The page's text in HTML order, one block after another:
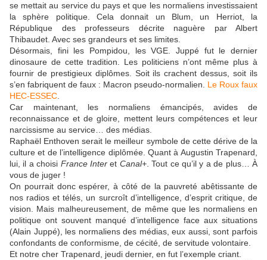
se mettait au service du pays et que les normaliens investissaient
la sphère politique. Cela donnait un Blum, un Herriot, la
République des professeurs décrite naguère par Albert
Thibaudet. Avec ses grandeurs et ses limites.
Désormais, fini les Pompidou, les VGE. Juppé fut le dernier
dinosaure de cette tradition. Les politiciens n’ont même plus à
fournir de prestigieux diplômes. Soit ils crachent dessus, soit ils
s’en fabriquent de faux : Macron pseudo-normalien. Le Roux faux
HEC-ESSEC
Car maintenant, les normaliens émancipés, avides de
reconnaissance et de gloire, mettent leurs compétences et leur
narcissisme au service… des médias.
Raphaël Enthoven serait le meilleur symbole de cette dérive de la
culture et de l’intelligence diplômée. Quant à Augustin Trapenard,
lui, il a choisi France Inter et Canal+. Tout ce qu’il y a de plus… À
vous de juger !
On pourrait donc espérer, à côté de la pauvreté abêtissante de
nos radios et télés, un surcroît d’intelligence, d’esprit critique, de
vision. Mais malheureusement, de même que les normaliens en
politique ont souvent manqué d’intelligence face aux situations
(Alain Juppé), les normaliens des médias, eux aussi, sont parfois
confondants de conformisme, de cécité, de servitude volontaire.
Et notre cher Trapenard, jeudi dernier, en fut l’exemple criant.